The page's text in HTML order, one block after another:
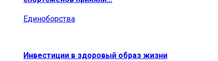
Единоборства
Инвестиции в здоровый образ жизни